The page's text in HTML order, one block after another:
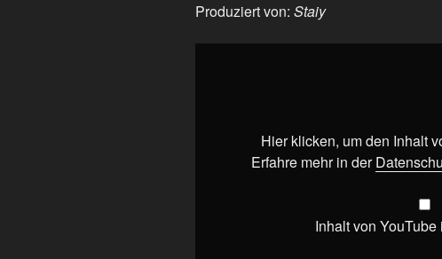
Produziert von: Staiy
Abgründe
Hier klicken, um den Inhalt
Erfahre mehr in der
Inhalt von